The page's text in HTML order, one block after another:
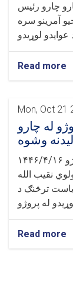
چارو رئیس
آمرینو سره
Read more
Mon, Oct 21
له چارو
وشوه
۱۴۴۶/۴/۱۶ جلال اباد ښاروال د سړک جوړونې له دوه پروژو
نقیب الله
ترڅنګ د
Read more